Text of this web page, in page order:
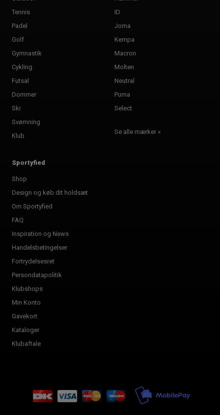
Tennis
Padel
Golf
Gymnastik
Cykling
Futsal
Dommer
Ski
Svømning
Klub
ID
Joma
Kempa
Macron
Molten
Neutral
Puma
Select
Se alle mærker »
Sportyfied
Shop
Design og køb dit holdsæt
Om Sportyfied
FAQ
Inspiration og News
Handelsbetingelser
Fortrydelsesret
Persondatapolitik
Klubshops
Min Konto
Gavekort
Kataloger
Klubaftale